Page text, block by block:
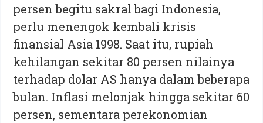
persen begitu sakral bagi Indonesia,
perlu menengok kembali krisis
finansial Asia 1998. Saat itu, rupiah
kehilangan sekitar 80 persen nilainya
terhadap dolar AS hanya dalam beberapa
bulan. Inflasi melonjak hingga sekitar 60
persen, sementara perekonomian